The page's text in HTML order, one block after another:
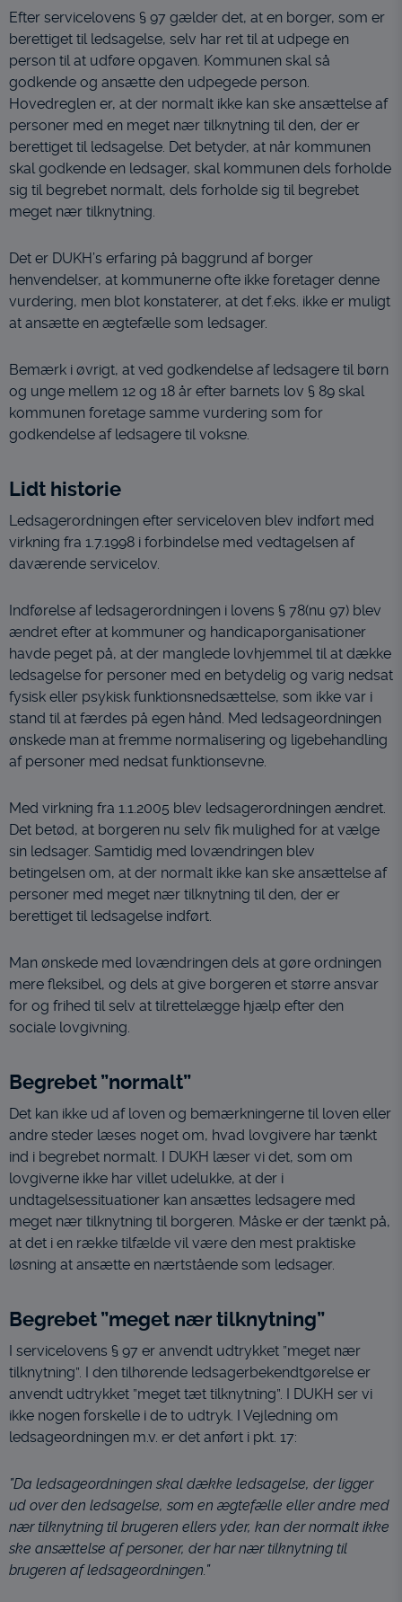
Efter servicelovens § 97 gælder det, at en borger, som er
berettiget til ledsagelse, selv har ret til at udpege en
person til at udføre opgaven. Kommunen skal så
godkende og ansætte den udpegede person.
Hovedreglen er, at der normalt ikke kan ske ansættelse af
personer med en meget nær tilknytning til den, der er
berettiget til ledsagelse. Det betyder, at når kommunen
skal godkende en ledsager, skal kommunen dels forholde
sig til begrebet normalt, dels forholde sig til begrebet
meget nær tilknytning.
Det er DUKH’s erfaring på baggrund af borger
henvendelser, at kommunerne ofte ikke foretager denne
vurdering, men blot konstaterer, at det f.eks. ikke er muligt
at ansætte en ægtefælle som ledsager.
Bemærk i øvrigt, at ved godkendelse af ledsagere til børn
og unge mellem 12 og 18 år efter barnets lov § 89 skal
kommunen foretage samme vurdering som for
godkendelse af ledsagere til voksne.
Lidt historie
Ledsagerordningen efter serviceloven blev indført med
virkning fra 1.7.1998 i forbindelse med vedtagelsen af
daværende servicelov.
Indførelse af ledsagerordningen i lovens § 78(nu 97) blev
ændret efter at kommuner og handicaporganisationer
havde peget på, at der manglede lovhjemmel til at dække
ledsagelse for personer med en betydelig og varig nedsat
fysisk eller psykisk funktionsnedsættelse, som ikke var i
stand til at færdes på egen hånd. Med ledsageordningen
ønskede man at fremme normalisering og ligebehandling
af personer med nedsat funktionsevne.
Med virkning fra 1.1.2005 blev ledsagerordningen ændret.
Det betød, at borgeren nu selv fik mulighed for at vælge
sin ledsager. Samtidig med lovændringen blev
betingelsen om, at der normalt ikke kan ske ansættelse af
personer med meget nær tilknytning til den, der er
berettiget til ledsagelse indført.
Man ønskede med lovændringen dels at gøre ordningen
mere fleksibel, og dels at give borgeren et større ansvar
for og frihed til selv at tilrettelægge hjælp efter den
sociale lovgivning.
Begrebet ”normalt”
Det kan ikke ud af loven og bemærkningerne til loven eller
andre steder læses noget om, hvad lovgivere har tænkt
ind i begrebet normalt. I DUKH læser vi det, som om
lovgiverne ikke har villet udelukke, at der i
undtagelsessituationer kan ansættes ledsagere med
meget nær tilknytning til borgeren. Måske er der tænkt på,
at det i en række tilfælde vil være den mest praktiske
løsning at ansætte en nærtstående som ledsager.
Begrebet ”meget nær tilknytning”
I servicelovens § 97 er anvendt udtrykket ”meget nær
tilknytning”. I den tilhørende ledsagerbekendtgørelse er
anvendt udtrykket ”meget tæt tilknytning”. I DUKH ser vi
ikke nogen forskelle i de to udtryk. I Vejledning om
ledsageordningen m.v. er det anført i pkt. 17:
”Da ledsageordningen skal dække ledsagelse, der ligger
ud over den ledsagelse, som en ægtefælle eller andre med
nær tilknytning til brugeren ellers yder, kan der normalt ikke
ske ansættelse af personer, der har nær tilknytning til
brugeren af ledsageordningen.”